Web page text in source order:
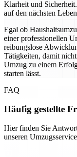
Klarheit und
auf den nächsten
Egal ob
einer professionellen
reibungslose
Tätigkeiten, damit
Umzug zu einem
starten lässt.
FAQ
Häufig gestellte
Hier finden Sie
unseren